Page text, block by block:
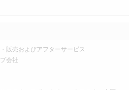
販売およびアフターサービス
会社